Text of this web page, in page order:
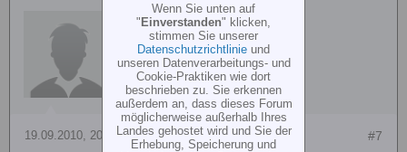
Chefhandwerker
#7
19.09.2010, 20:17
Wenn Sie unten auf
" Einverstanden" klicken,
stimmen Sie unserer
Datenschutzrichtlinie und
unseren Datenverarbeitungs- und
Cookie-Praktiken wie dort
beschrieben zu. Sie erkennen
außerdem an, dass dieses Forum
möglicherweise außerhalb Ihres
Landes gehostet wird und Sie der
Erhebung, Speicherung und